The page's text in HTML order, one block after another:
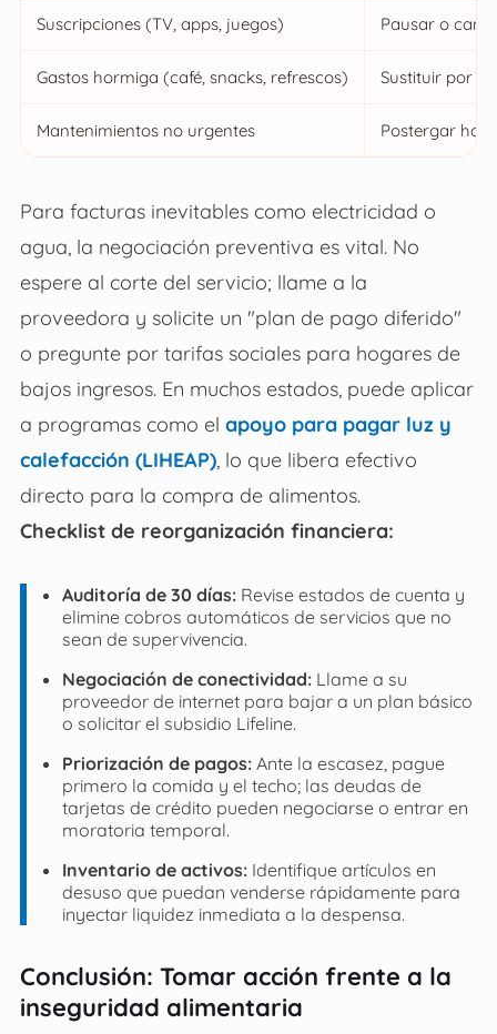
Suscripciones (TV, apps, juegos) Pausar o
Gastos hormiga (café, snacks, refrescos) Sustituir por
Mantenimientos no urgentes Postergar
Para facturas inevitables como electricidad o
agua, la negociación preventiva es vital. No
espere al corte del servicio; llame a la
proveedora y solicite un "plan de pago diferido"
o pregunte por tarifas sociales para hogares de
bajos ingresos. En muchos estados, puede aplicar
a programas como el apoyo para pagar luz y
calefacción (LIHEAP), lo que libera efectivo
directo para la compra de alimentos.
Checklist de reorganización financiera:
Auditoría de 30 días:Revise estados de cuenta y
elimine cobros automáticos de servicios que no
sean de supervivencia.
Negociación de conectividad:Llame a su
proveedor de internet para bajar a un plan básico
o solicitar el subsidio Lifeline.
Priorización de pagos:Ante la escasez, pague
primero la comida y el techo; las deudas de
tarjetas de crédito pueden negociarse o entrar en
moratoria temporal.
Inventario de activos:Identifique artículos en
desuso que puedan venderse rápidamente para
inyectar liquidez inmediata a la despensa.
Conclusión: Tomar acción frente a la
inseguridad alimentaria